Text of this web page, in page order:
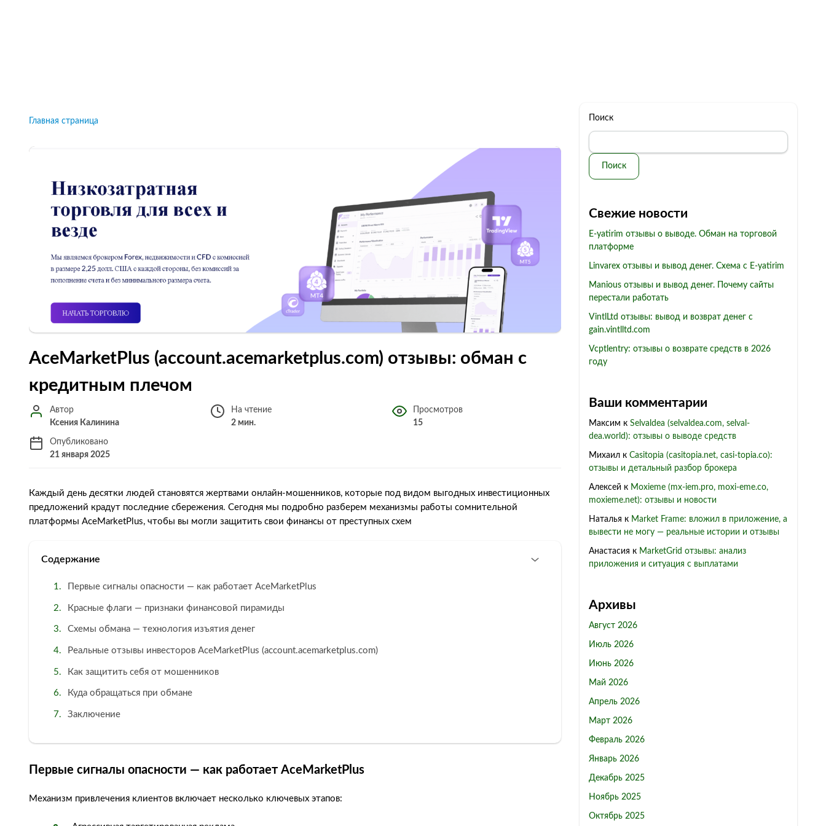
Главная страница
AceMarketPlus (account.acemarketplus.com) отзывы: обман с
кредитным плечом
Автор
Ксения Калинина
На чтение
2 мин.
Просмотров
15
Опубликовано
21 января 2025
Каждый день десятки людей становятся жертвами онлайн-мошенников, которые под видом выгодных инвестиционных
предложений крадут последние сбережения. Сегодня мы подробно разберем механизмы работы сомнительной
платформы AceMarketPlus, чтобы вы могли защитить свои финансы от преступных схем
Содержание
Первые сигналы опасности — как работает AceMarketPlus
Красные флаги — признаки финансовой пирамиды
Схемы обмана — технология изъятия денег
Реальные отзывы инвесторов AceMarketPlus (account.acemarketplus.com)
Как защитить себя от мошенников
Куда обращаться при обмане
Заключение
Первые сигналы опасности — как работает AceMarketPlus
Механизм привлечения клиентов включает несколько ключевых этапов:
Поиск
Поиск
Свежие новости
E-yatirim отзывы о выводе. Обман на торговой
платформе
Linvarex отзывы и вывод денег. Схема с E-yatirim
Manious отзывы и вывод денег. Почему сайты
перестали работать
VintlLtd отзывы: вывод и возврат денег с
gain.vintlltd.com
Vcptlentry: отзывы о возврате средств в 2026
году
Ваши комментарии
Максим к Selvaldea (selvaldea.com, selval-
dea.world): отзывы о выводе средств
Михаил к Casitopia (casitopia.net, casi-topia.co):
отзывы и детальный разбор брокера
Алексей к Moxieme (mx-iem.pro, moxi-eme.co,
moxieme.net): отзывы и новости
Наталья к Market Frame: вложил в приложение, а
вывести не могу — реальные истории и отзывы
Анастасия к MarketGrid отзывы: анализ
приложения и ситуация с выплатами
Архивы
Август 2026
Июль 2026
Июнь 2026
Май 2026
Апрель 2026
Март 2026
Февраль 2026
Январь 2026
Декабрь 2025
Ноябрь 2025
Октябрь 2025